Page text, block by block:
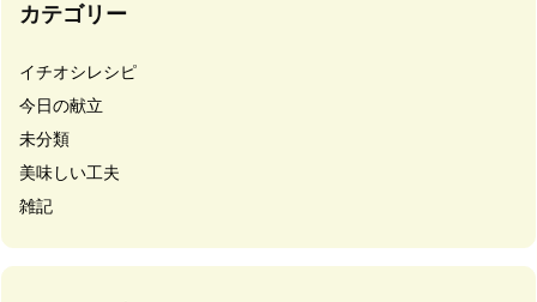
カテゴリー
イチオシレシピ
今日の献立
未分類
美味しい工夫
雑記